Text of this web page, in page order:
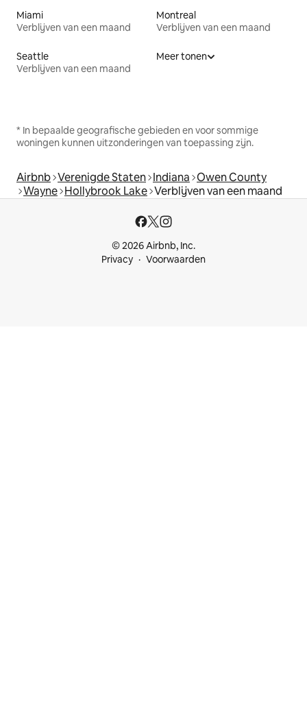
Miami
Verblijven van een maand
Montreal
Verblijven van een maand
Seattle
Verblijven van een maand
Meer tonen
* In bepaalde geografische gebieden en voor sommige
woningen kunnen uitzonderingen van toepassing zijn.
Airbnb Verenigde Staten Indiana Owen County
Wayne Hollybrook Lake Verblijven van een maand
© 2026 Airbnb, Inc.
Privacy
Voorwaarden